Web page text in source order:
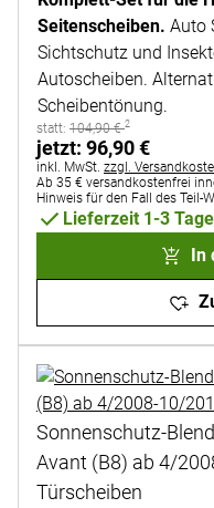
Seitenscheiben. Auto
Sichtschutz und
Autoscheiben.
Scheibentönung.
statt:
statt: 104,90€ 2
jetzt:
jetzt: 96,90€
Steuerhinweis:
inkl. MwSt. zzgl.
Ab 35 € versandkostenfrei
Hinweis für den Fall des Teil-
Lieferzeit 1-3
In
Sonnenschutz-
Avant (B8) ab 4/
Türscheiben